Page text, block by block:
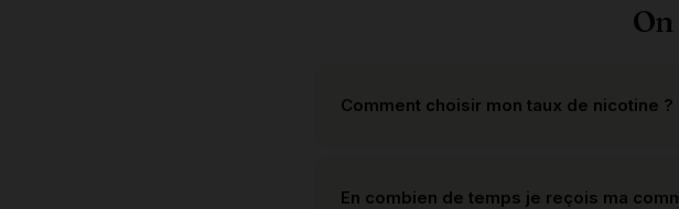
Comment choisir mon taux de nicotine ?
En combien de temps je reçois ma